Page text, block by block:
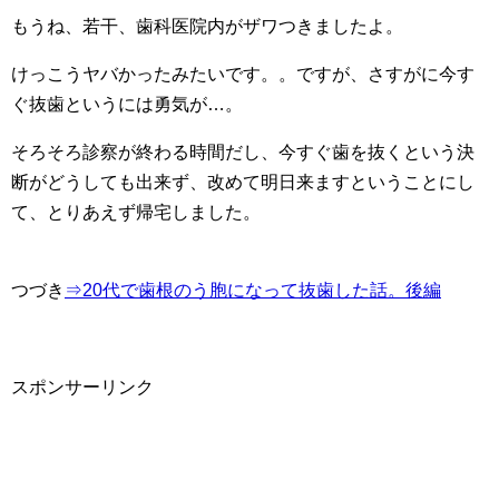
もうね、若干、歯科医院内がザワつきましたよ。
けっこうヤバかったみたいです。。ですが、さすがに今す
ぐ抜歯というには勇気が…。
そろそろ診察が終わる時間だし、今すぐ歯を抜くという決
断がどうしても出来ず、改めて明日来ますということにし
て、とりあえず帰宅しました。
つづき ⇒20代で歯根のう胞になって抜歯した話。後編
スポンサーリンク